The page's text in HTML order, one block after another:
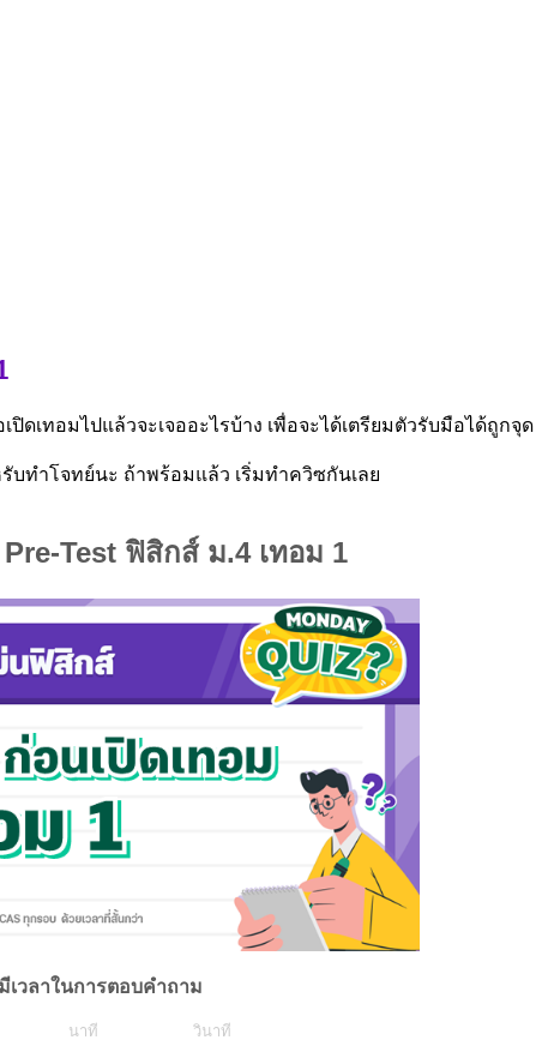
ดเทอมไปแล้วจะเจออะไรบ้าง เพื่อจะได้เตรียมตัวรับมือได้ถูกจุด
ทำโจทย์นะ ถ้าพร้อมแล้ว เริ่มทำควิซกันเลย